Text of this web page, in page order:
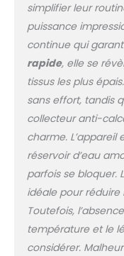
simplifier leur
puissance
continue qui
rapide, elle se
tissus les plus
sans effort, tandis
collecteur anti-
charme.
réservoir d’eau
parfois se bloquer.
idéale pour réduire
Toutefois,
température et le
considérer.